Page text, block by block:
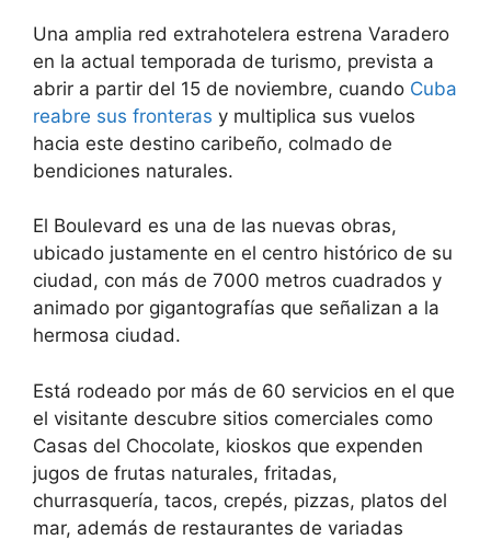
Una amplia red extrahotelera estrena Varadero
en la actual temporada de turismo, prevista a
abrir a partir del 15 de noviembre, cuando Cuba
reabre sus fronteras y multiplica sus vuelos
hacia este destino caribeño, colmado de
bendiciones naturales.
El Boulevard es una de las nuevas obras,
ubicado justamente en el centro histórico de su
ciudad, con más de 7000 metros cuadrados y
animado por gigantografías que señalizan a la
hermosa ciudad.
Está rodeado por más de 60 servicios en el que
el visitante descubre sitios comerciales como
Casas del Chocolate, kioskos que expenden
jugos de frutas naturales, fritadas,
churrasquería, tacos, crepés, pizzas, platos del
mar, además de restaurantes de variadas